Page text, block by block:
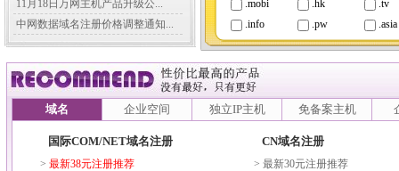
11月18日万网主机产品升级公...
中网数据域名注册价格调整通知...
.mobi
.hk
.tv
.info
.pw .asia
域名 企业空间 独立IP主机 免备案主机
国际COM/NET域名注册
> 最新38元注册推荐
CN域名注册
> 最新30元注册推荐